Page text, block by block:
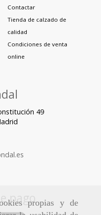
propias y de
Contactar
Tienda de calzado de
calidad
Condiciones de venta
online
49
pago